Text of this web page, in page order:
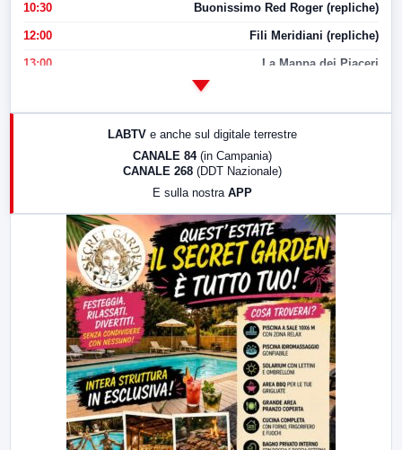
10:30 Buonissimo Red Roger (repliche)
12:00 Fili Meridiani (repliche)
13:00 La Mappa dei Piaceri
17:00 LabNews (replica)
LabNews (replica)
LABTV e anche sul digitale terrestre
CANALE 84 (in Campania)
CANALE 268 (DDT Nazionale)
E sulla nostra APP